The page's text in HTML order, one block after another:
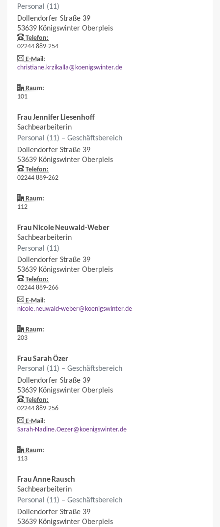
Personal (11)
Dollendorfer Straße 39
53639 Königswinter Oberpleis
Telefon:
02244 889-254
E-Mail:
christiane.krzikalla@koenigswinter.de
Raum:
101
FrauJennifer Liesenhoff
Sachbearbeiterin
Personal (11) – Geschäftsbereich
Dollendorfer Straße 39
53639 Königswinter Oberpleis
Telefon:
02244 889-262
Raum:
112
Frau Nicole Neuwald-Weber
Sachbearbeiterin
Personal (11)
Dollendorfer Straße 39
53639 Königswinter Oberpleis
Telefon:
02244 889-266
E-Mail:
nicole.neuwald-weber@koenigswinter.de
Raum:
203
FrauSarahÖzer
Personal (11) – Geschäftsbereich
Dollendorfer Straße 39
53639 Königswinter Oberpleis
Telefon:
02244 889-256
E-Mail:
Sarah-Nadine.Oezer@koenigswinter.de
Raum:
113
FrauAnne Rausch
Sachbearbeiterin
Personal (11) – Geschäftsbereich
Dollendorfer Straße 39
53639 Königswinter Oberpleis